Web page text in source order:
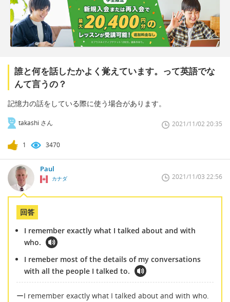
誰と何を話したかよく覚えています。って英語でな
んて言うの？
記憶力の話をしている際に使う場合があります。
takashi さん 2021/11/02 20:35
1 3470
Paul
カナダ 2021/11/03 22:56
回答
I remember exactly what I talked about and with
who.
I remeber most of the details of my conversations
with all the people I talked to.
ーI remember exactly what I talked about and with who.